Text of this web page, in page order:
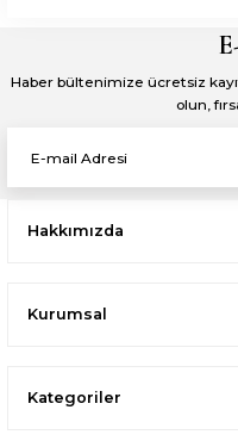
Haber bültenimize ücretsiz
olun,
Hakkımızda
Kurumsal
Kategoriler